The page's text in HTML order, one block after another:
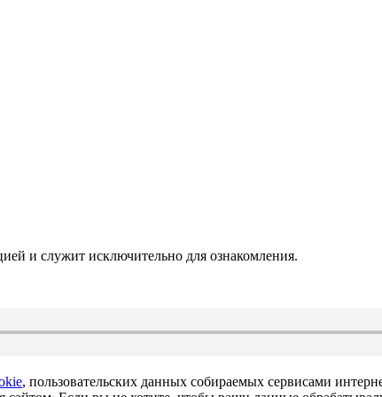
и служит исключительно для ознакомления.
, пользовательских данных собираемых сервисами